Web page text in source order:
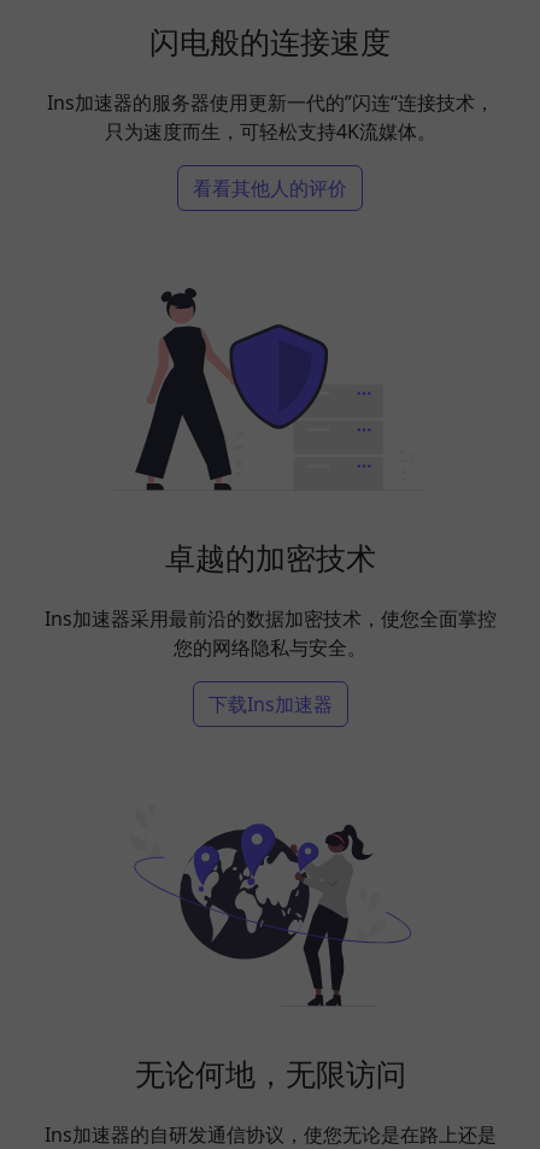
闪电般的连接速度
Ins加速器的服务器使用更新一代的”闪连“连接技术，
只为速度而生，可轻松支持4K流媒体。
看看其他人的评价
卓越的加密技术
Ins加速器采用最前沿的数据加密技术，使您全面掌控
您的网络隐私与安全。
下载Ins加速器
无论何地，无限访问
Ins加速器的自研发通信协议，使您无论是在路上还是